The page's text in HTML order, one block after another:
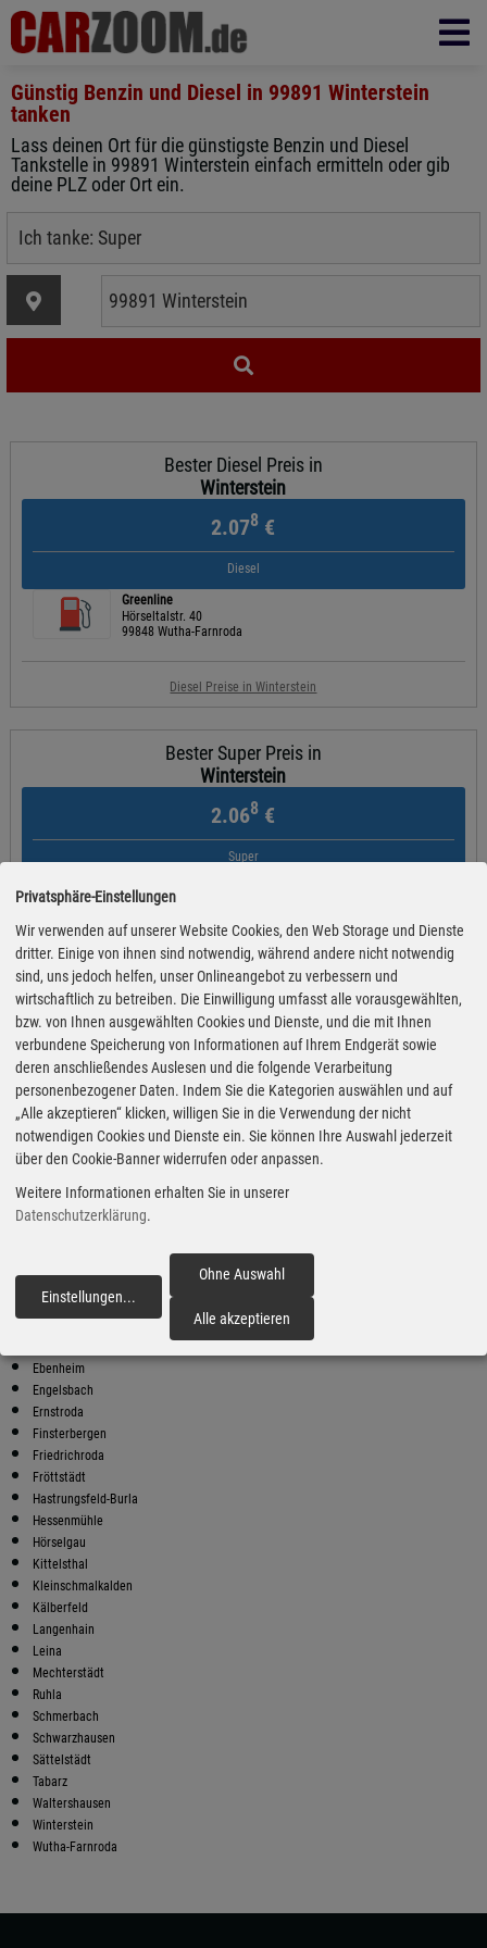
Günstig Benzin und Diesel in 99891 Winterstein
tanken
Lass deinen Ort für die günstigste Benzin und Diesel
Tankstelle in 99891 Winterstein einfach ermitteln oder gib
deine PLZ oder Ort ein.
Bester Diesel Preis in
Winterstein
2.078 €
Diesel
Greenline
Hörseltalstr. 40
99848 Wutha-Farnroda
Diesel Preise in Winterstein
Bester Super Preis in
Winterstein
2.068 €
Super
Greenline
Hörseltalstr. 40
Super Preise in Winterstein
Bester Super E10 Preis in
Winterstein
2.029€
Super E10
Bahnhofstr. 38
Preiswerter tanken - finden Sie die günstigsten Benzin und Diesel
Preise in Ihrer Stadt
Ebenheim
Engelsbach
Ernstroda
Finsterbergen
Friedrichroda
Fröttstädt
Hastrungsfeld-Burla
Hessenmühle
Hörselgau
Kittelsthal
Kleinschmalkalden
Kälberfeld
Langenhain
Leina
Mechterstädt
Ruhla
Schmerbach
Schwarzhausen
Sättelstädt
Tabarz
Waltershausen
Winterstein
Wutha-Farnroda
Privatsphäre-Einstellungen
Wir verwenden auf unserer Website Cookies, den Web Storage und Dienste
dritter. Einige von ihnen sind notwendig, während andere nicht notwendig
sind, uns jedoch helfen, unser Onlineangebot zu verbessern und
wirtschaftlich zu betreiben. Die Einwilligung umfasst alle vorausgewählten,
bzw. von Ihnen ausgewählten Cookies und Dienste, und die mit Ihnen
verbundene Speicherung von Informationen auf Ihrem Endgerät sowie
deren anschließendes Auslesen und die folgende Verarbeitung
personenbezogener Daten. Indem Sie die Kategorien auswählen und auf
„Alle akzeptieren“ klicken, willigen Sie in die Verwendung der nicht
notwendigen Cookies und Dienste ein. Sie können Ihre Auswahl jederzeit
über den Cookie-Banner widerrufen oder anpassen.
Weitere Informationen erhalten Sie in unserer
Datenschutzerklärung.
Einstellungen...
Ohne Auswahl
Alle akzeptieren